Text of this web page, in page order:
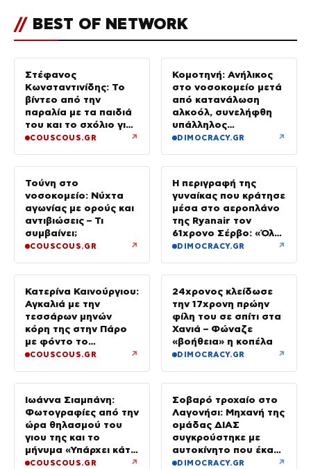
// BEST OF NETWORK
Στέφανος
Κωνσταντινίδης: Το
βίντεο από την
παραλία με τα παιδιά
του και το σχόλιο για
την ηλικία του
COUSCOUS.GR ↗
Κομοτηνή: Ανήλικος
στο νοσοκομείο μετά
από κατανάλωση
αλκοόλ, συνελήφθη
υπάλληλος
καταστήματος
DIMOCRACY.GR ↗
Τούνη στο
νοσοκομείο: Νύχτα
αγωνίας με ορούς και
αντιβιώσεις – Τι
συμβαίνει;
COUSCOUS.GR ↗
Η περιγραφή της
γυναίκας που κράτησε
μέσα στο αεροπλάνο
της Ryanair τον
61χρονο Σέρβο: «Όλα
έγιναν σε κλάσματα
DIMOCRACY.GR ↗
Κατερίνα Καινούργιου:
Αγκαλιά με την
τεσσάρων μηνών
κόρη της στην Πάρο
με φόντο το
ηλιοβασίλεμα
COUSCOUS.GR ↗
24χρονος κλείδωσε
την 17χρονη πρώην
φίλη του σε σπίτι στα
Χανιά – Φώναζε
«βοήθεια» η κοπέλα
DIMOCRACY.GR ↗
Ιωάννα Σιαμπάνη:
Φωτογραφίες από την
ώρα θηλασμού του
γιου της και το
μήνυμα «Υπάρχει κάτι
μαγικό σε αυτές τις
COUSCOUS.GR ↗
Σοβαρό τροχαίο στο
Λαγονήσι: Μηχανή της
ομάδας ΔΙΑΣ
συγκρούστηκε με
αυτοκίνητο που έκανε
αναστροφή – Δύο
DIMOCRACY.GR ↗